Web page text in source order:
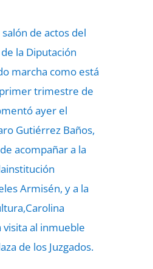
de actos del
la Diputación
marcha como está
trimestre de
ayer el
Gutiérrez Baños,
acompañar a la
Armisén, y a la
visita al inmueble
de los Juzgados.